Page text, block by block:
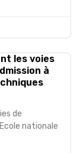
les voies
à
de
nationale